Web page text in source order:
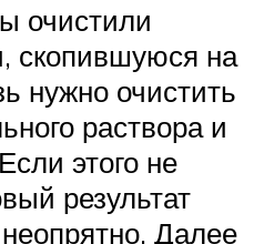
очистили
скопившуюся на
нужно очистить
раствора и
этого не
результат
Далее